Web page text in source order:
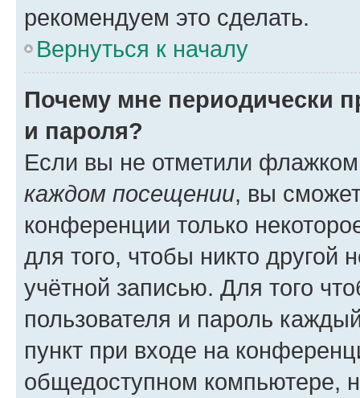
рекомендуем это сделать.
Вернуться к началу
Почему мне периодически
и пароля?
Если вы не отметили
каждом посещении, вы
конференции только
для того, чтобы никто другой
учётной записью. Для того
пользователя и пароль
пункт при входе на
общедоступном компьютере,